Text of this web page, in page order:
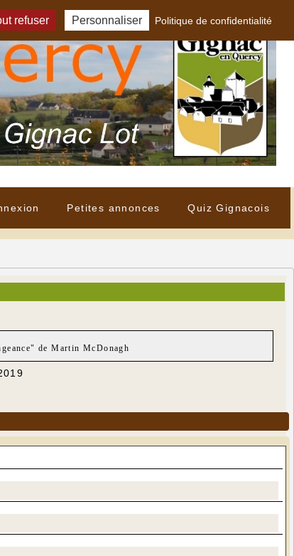
Petites annonces Quiz Gignacois
de Martin McDonagh
refuser Personnaliser Politique de confidentialité